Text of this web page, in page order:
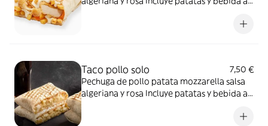
Taco pollo solo
7,50 €
Pechuga de pollo patata mozzarella salsa
algeriana y rosa Incluye patatas y bebida a